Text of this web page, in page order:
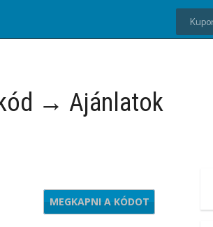
→ Ajánlatok
urf0711
MEGKAPNI A KÓDOT